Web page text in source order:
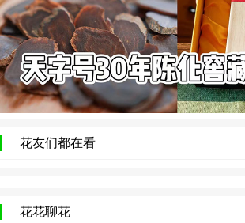
花友们都在看
花花聊花